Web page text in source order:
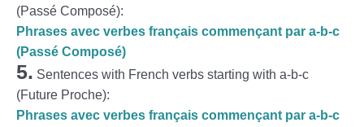
(Passé Composé):
Phrases avec verbes français commençant par a-b-c
(Passé Composé)
5. Sentences with French verbs starting with a-b-c
(Future Proche):
Phrases avec verbes français commençant par a-b-c